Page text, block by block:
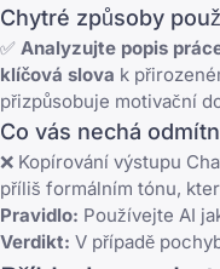
Chytré způsoby
✅ Analyzujte popis
klíčová slova k
přizpůsobuje motivační
Co vás nechá
❌ Kopírování výstupu
příliš formálním tónu,
Pravidlo: Používejte AI
Verdikt: V případě